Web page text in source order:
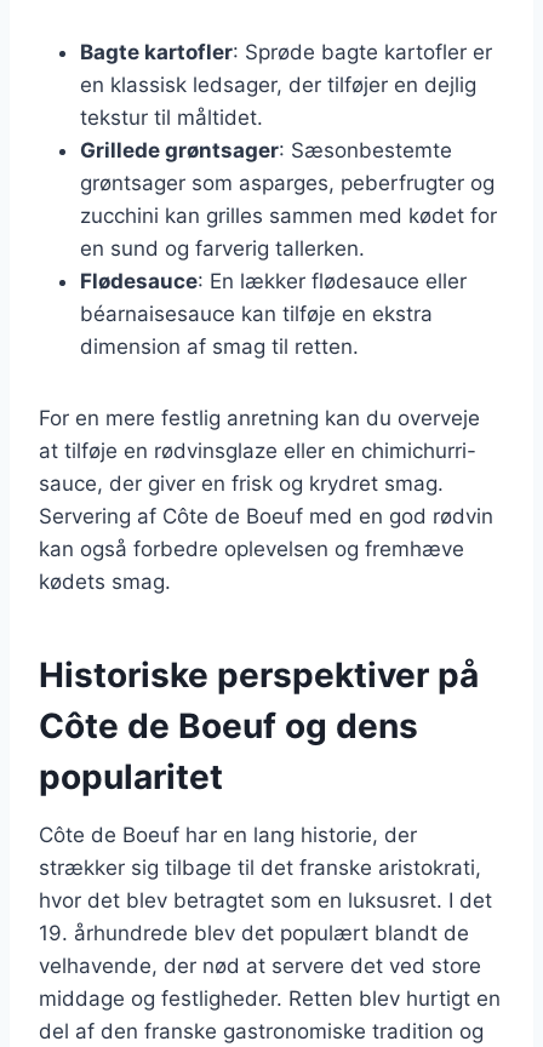
Bagte kartofler: Sprøde bagte kartofler er
en klassisk ledsager, der tilføjer en dejlig
tekstur til måltidet.
Grillede grøntsager: Sæsonbestemte
grøntsager som asparges, peberfrugter og
zucchini kan grilles sammen med kødet for
en sund og farverig tallerken.
Flødesauce: En lækker flødesauce eller
béarnaisesauce kan tilføje en ekstra
dimension af smag til retten.
For en mere festlig anretning kan du overveje
at tilføje en rødvinsglaze eller en chimichurri-
sauce, der giver en frisk og krydret smag.
Servering af Côte de Boeuf med en god rødvin
kan også forbedre oplevelsen og fremhæve
kødets smag.
Historiske perspektiver på
Côte de Boeuf og dens
popularitet
Côte de Boeuf har en lang historie, der
strækker sig tilbage til det franske aristokrati,
hvor det blev betragtet som en luksusret. I det
19. århundrede blev det populært blandt de
velhavende, der nød at servere det ved store
middage og festligheder. Retten blev hurtigt en
del af den franske gastronomiske tradition og